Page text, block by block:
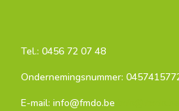
Tel.: 0456 72 07 48
Ondernemingsnummer:
E-mail: info@fmdo.be